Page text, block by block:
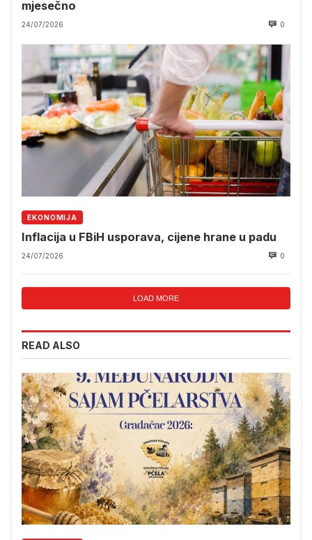
mjesečno
24/07/2026 0
EKONOMIJA
Inflacija u FBiH usporava, cijene hrane u padu
24/07/2026 0
LOAD MORE
READ ALSO